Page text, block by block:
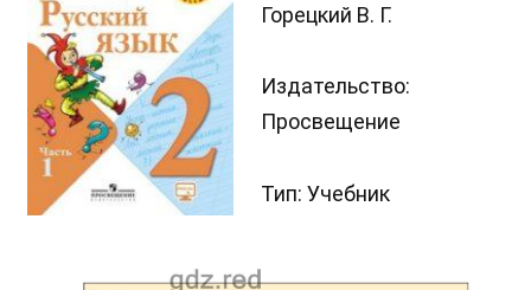
Горецкий В. Г.
Издательство:
Просвещение
Тип: Учебник